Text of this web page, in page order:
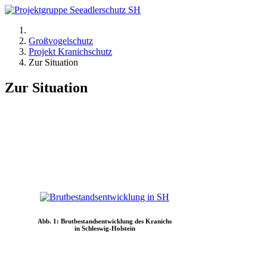
Großvogelschutz
Projekt Kranichschutz
Zur Situation
Zur Situation
Abb. 1: Brutbestandsentwicklung des Kranichs
in Schleswig-Holstein